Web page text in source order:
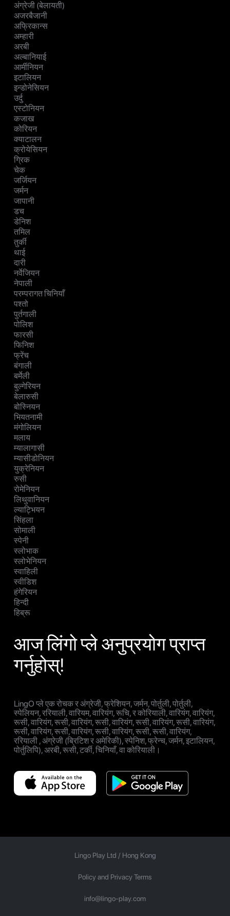
अंग्रेजी (बेलायती)
अजरबैजानी
अफ्रिकान्स
अम्हारी
अरबी
अल्बानियाई
आर्मीनियन
इटालियन
इन्डोनेसियन
उर्दु
एस्टोनियन
कजाख
कोरियन
क्याटालन
क्रोयेसियन
ग्रिक
चेक
जर्जियन
जर्मन
जापानी
डच
डेनिश
तमिल
तुर्की
थाई
दारी
नर्वेजियन
नेपाली
परम्परागत चिनियाँ
पश्तो
पुर्तगाली
पोलिश
फारसी
फिनिश
फ्रेंच
बंगाली
बर्मेली
बुल्गेरियन
बेलारुसी
बोस्नियन
भियतनामी
मंगोलियन
मलाय
म्यालागासी
म्यासीडोनियन
युक्रेनियन
रुसी
रोमेनियन
लिथुवानियन
ल्याट्भियन
सिंहला
सोमाली
स्पेनी
स्लोभाक
स्लोभेनियन
स्वाहिली
स्वीडिश
हंगेरियन
हिन्दी
हिब्रू
आज लिंगो प्ले अनुप्रयोग प्राप्त
गर्नुहोस्!
LingO प्ले एक रोचक र अंग्रेजी, फ्रेशियन, जर्मन, पोर्तुली, पोर्तुली,
स्पेलियन, ररियाली, वारियम, वारियंग, रूचि, र कोरियाली, वारियंग, वारियंग,
रूसी, वारियंग, रूसी, वारियंग, रूसी, वारियंग, रूसी, वारियंग, रूसी, वारियंग,
रूसी, वारियंग, रूसी, वारियंग, रूसी, वारियंग, रूसी, रूसी, वारियंग,
ररियाली , अंग्रेजी (ब्रिटिश र अमेरिकी), स्पेनिश, फ्रेन्च, जर्मन, इटालियन,
पोर्तुलिपि), अरबी, रूसी, टर्की, चिनियाँ, वा कोरियाली।
Lingo Play Ltd / Hong Kong
Policy and Privacy Terms
info@lingo-play.com